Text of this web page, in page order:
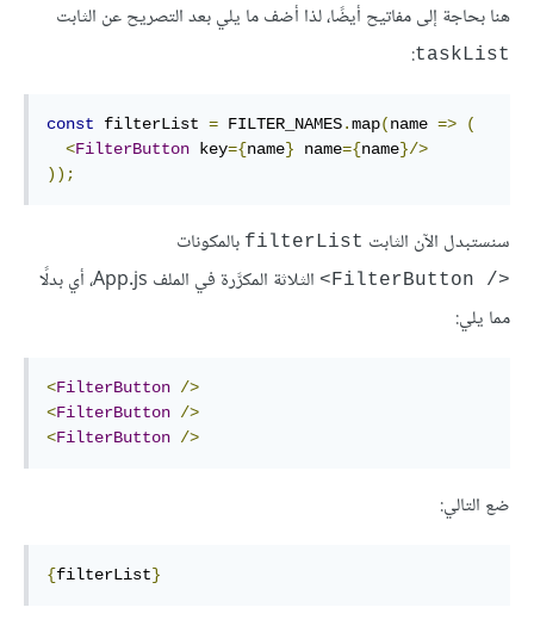
هنا بحاجة إلى مفاتيح أيضًا، لذا أضف ما يلي بعد التصريح عن الثابت
taskList
:
const filterList = FILTER_NAMES.map(name =>
(
<FilterButton key={name} name={name}/>
));
سنستبدل الآن الثابت filterList بالمكونات
<FilterButton /‎>
الثلاثة المكرَّرة في الملف App.js، أي بدلًا
مما يلي:
<FilterButton />
<FilterButton />
<FilterButton />
ضع التالي:
{filterList}